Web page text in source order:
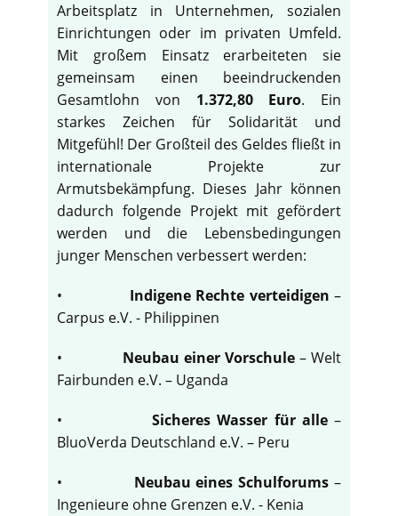
Arbeitsplatz in Unternehmen, sozialen
Einrichtungen oder im privaten Umfeld.
Mit großem Einsatz erarbeiteten sie
gemeinsam einen beeindruckenden
Gesamtlohn von 1.372,80 Euro. Ein
starkes Zeichen für Solidarität und
Mitgefühl! Der Großteil des Geldes fließt in
internationale Projekte zur
Armutsbekämpfung. Dieses Jahr können
dadurch folgende Projekt mit gefördert
werden und die Lebensbedingungen
junger Menschen verbessert werden:
• Indigene Rechte verteidigen –
Carpus e.V. - Philippinen
• Neubau einer Vorschule – Welt
Fairbunden e.V. – Uganda
•Sicheres Wasser für alle–
BluoVerda Deutschland e.V. – Peru
• Neubau eines Schulforums –
Ingenieure ohne Grenzen e.V. - Kenia